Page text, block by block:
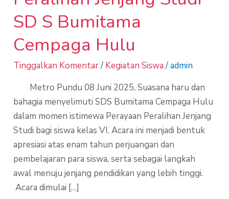
SD S Bumitama
Cempaga Hulu
Tinggalkan Komentar/ Kegiatan Siswa/admin
Metro Pundu 08 Juni 2025, Suasana haru dan
bahagia menyelimuti SDS Bumitama Cempaga Hulu
dalam momen istimewa Perayaan Peralihan Jenjang
Studi bagi siswa kelas VI. Acara ini menjadi bentuk
apresiasi atas enam tahun perjuangan dan
pembelajaran para siswa, serta sebagai langkah
awal menuju jenjang pendidikan yang lebih tinggi.
Acara dimulai […]